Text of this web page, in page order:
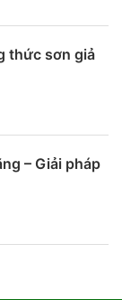
thức sơn giả
– Giải pháp